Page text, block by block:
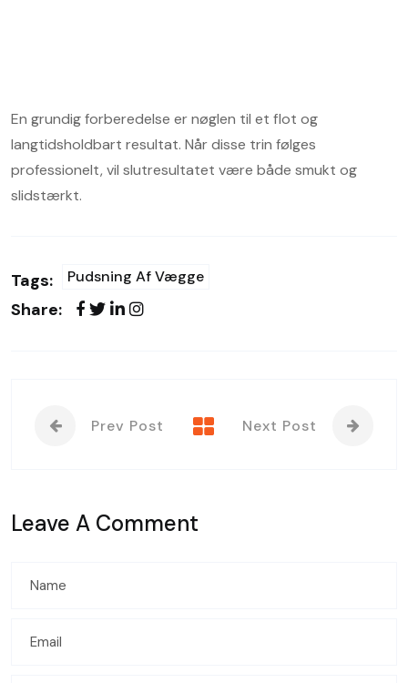
En grundig forberedelse er nøglen til et flot og
langtidsholdbart resultat. Når disse trin følges
professionelt, vil slutresultatet være både smukt og
slidstærkt.
Tags: Pudsning Af Vægge
Share:
Prev Post Next Post
Leave A Comment